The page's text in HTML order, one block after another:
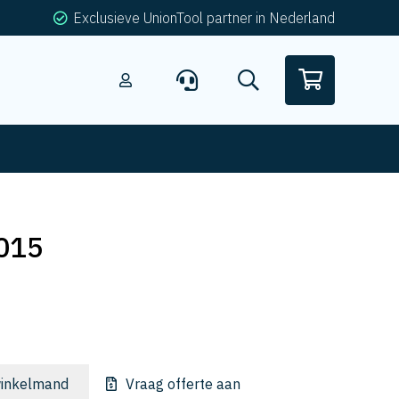
Exclusieve UnionTool partner in Nederland
Vraag offerte aan